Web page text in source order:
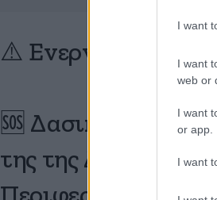
I want
I want
web or
I want
or app.
I want
⚠️ Ενεργοποίηση
🆘 Δασική
της της Δημοτικής